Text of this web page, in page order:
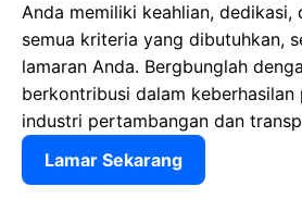
Anda memiliki keahlian, dedikasi,
semua kriteria yang dibutuhkan,
lamaran Anda. Bergbunglah
berkontribusi dalam keberhasilan
industri pertambangan dan
Lamar Sekarang